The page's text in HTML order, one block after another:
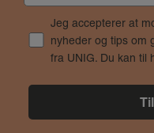
Jeg accepterer at
nyheder og tips om
fra UNIG. Du kan til